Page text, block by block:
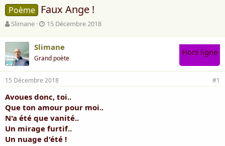
Poème Faux Ange !
A
t
e
u
r
d
e
l
a
d
s
c
Slimane
D
e
d
d
é
b
u
15 Décembre 2018
Slimane
Grand poète
Hors ligne
15 Décembre 2018 #1
Avoues donc, toi..
Que ton amour pour moi..
N'a été que vanité..
Un mirage furtif..
Un nuage d'été !